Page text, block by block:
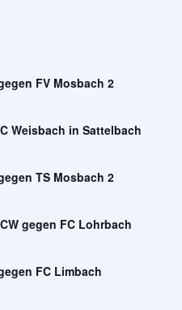
FV Mosbach 2
Weisbach in Sattelbach
TS Mosbach 2
gegen FC Lohrbach
FC Limbach